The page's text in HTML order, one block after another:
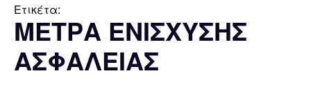
Ετικέτα:
ΜΕΤΡΑ ΕΝΙΣΧΥΣΗΣ
ΑΣΦΑΛΕΙΑΣ